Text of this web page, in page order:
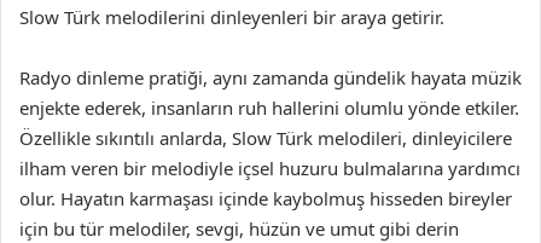
Slow Türk melodilerini dinleyenleri bir araya getirir.
Radyo dinleme pratiği, aynı zamanda gündelik hayata müzik
enjekte ederek, insanların ruh hallerini olumlu yönde etkiler.
Özellikle sıkıntılı anlarda, Slow Türk melodileri, dinleyicilere
ilham veren bir melodiyle içsel huzuru bulmalarına yardımcı
olur. Hayatın karmaşası içinde kaybolmuş hisseden bireyler
için bu tür melodiler, sevgi, hüzün ve umut gibi derin